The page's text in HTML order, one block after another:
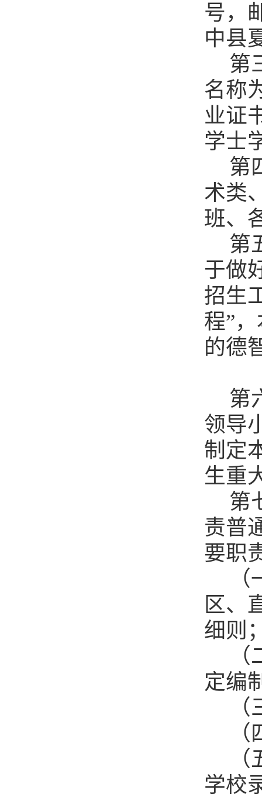
号，
中县
第
名称
业证
学士
第
术类
班、
第
于做
招生
程”
的德
第
领导
制定
生重
第
责普
要职
区、
细则
定编
学校